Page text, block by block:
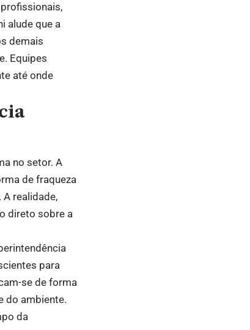
alude que a
demais
Equipes
até onde
no setor. A
de fraqueza
realidade,
direto sobre a
para
se de forma
do ambiente.
da